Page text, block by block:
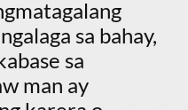
sa bahay,
sa
man ay